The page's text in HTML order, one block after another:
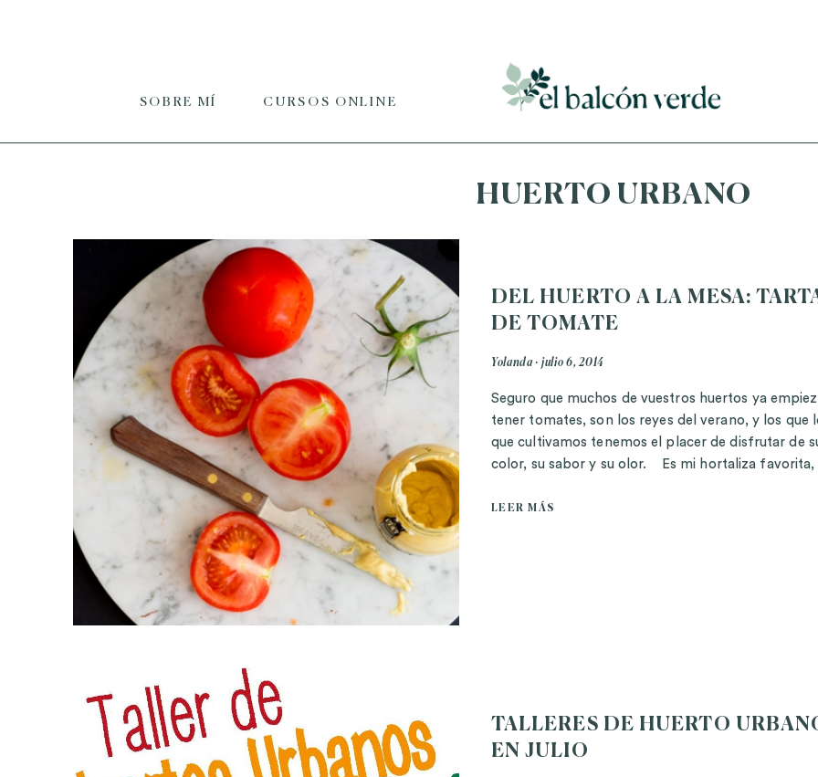
SOBRE MÍ CURSOS ONLINE
HUERTO URBANO
DEL HUERTO A LA MESA:
DE TOMATE
Yolanda julio 6, 2014
Seguro que muchos de vuestros huertos ya
tener tomates, son los reyes del verano, y los que
que cultivamos tenemos el placer de disfrutar de
color, su sabor y su olor. Es mi hortaliza favorita,
LEER MÁS
TALLERES DE HUERTO
EN JULIO